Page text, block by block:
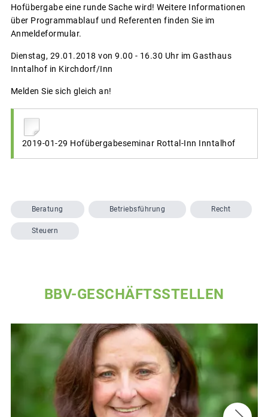
Hofübergabe eine runde Sache wird! Weitere Informationen
über Programmablauf und Referenten finden Sie im
Anmeldeformular.
Dienstag, 29.01.2018 von 9.00 - 16.30 Uhr im Gasthaus
Inntalhof in Kirchdorf/Inn
Melden Sie sich gleich an!
2019-01-29 Hofübergabeseminar Rottal-Inn Inntalhof
Beratung Betriebsführung Recht
Steuern
BBV-GESCHÄFTSSTELLEN